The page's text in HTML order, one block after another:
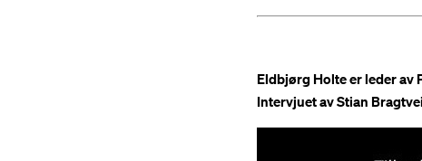
Eldbjørg Holte er leder
Intervjuet av Stian